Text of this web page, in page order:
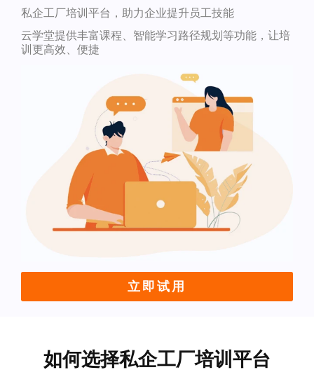
私企工厂培训平台，助力企业提升员工技能
云学堂提供丰富课程、智能学习路径规划等功能，让培
训更高效、便捷
立即试用
如何选择私企工厂培训平台